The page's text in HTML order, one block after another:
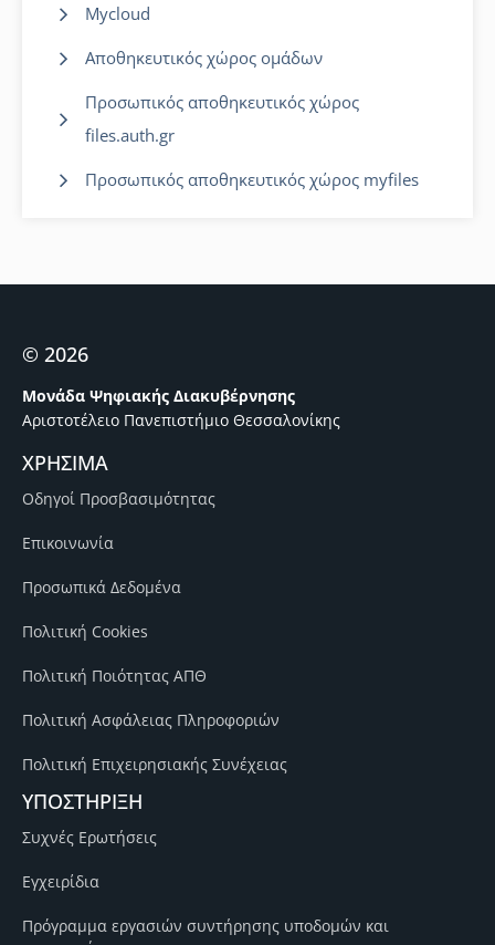
Mycloud
Αποθηκευτικός χώρος ομάδων
Προσωπικός αποθηκευτικός χώρος
files.auth.gr
Προσωπικός αποθηκευτικός χώρος myfiles
© 2026
Μονάδα Ψηφιακής Διακυβέρνησης
Αριστοτέλειο Πανεπιστήμιο Θεσσαλονίκης
ΧΡΗΣΙΜΑ
Οδηγοί Προσβασιμότητας
Επικοινωνία
Προσωπικά Δεδομένα
Πολιτική Cookies
Πολιτική Ποιότητας ΑΠΘ
Πολιτική Ασφάλειας Πληροφοριών
Πολιτική Επιχειρησιακής Συνέχειας
ΥΠΟΣΤΗΡΙΞΗ
Συχνές Ερωτήσεις
Εγχειρίδια
Πρόγραμμα εργασιών συντήρησης υποδομών και